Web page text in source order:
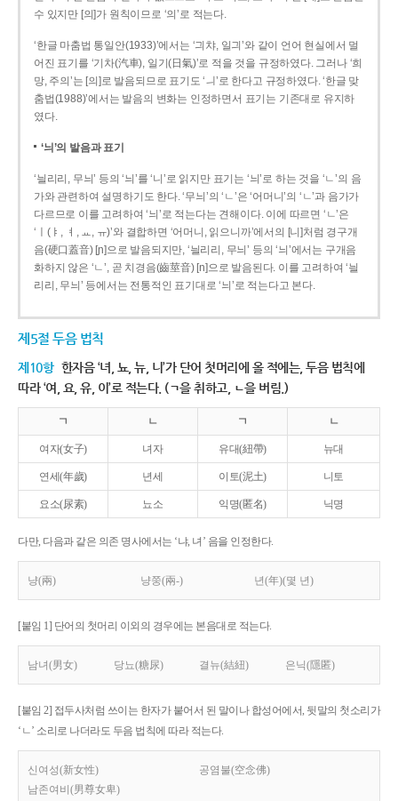
수 있지만 [의]가 원칙이므로 ‘의’로 적는다.
‘한글 마춤법 통일안(1933)’에서는 ‘긔챠, 일긔’와 같이 언어 현실에서 멀
어진 표기를 ‘기차(汽車), 일기(日氣)’로 적을 것을 규정하였다. 그러나 ‘희
망, 주의’는 [의]로 발음되므로 표기도 ‘ㅢ’로 한다고 규정하였다. ‘한글 맞
춤법(1988)’에서는 발음의 변화는 인정하면서 표기는 기존대로 유지하
였다.
‘늬’의 발음과 표기
‘늴리리, 무늬’ 등의 ‘늬’를 ‘니’로 읽지만 표기는 ‘늬’로 하는 것을 ‘ㄴ’의 음
가와 관련하여 설명하기도 한다. ‘무늬’의 ‘ㄴ’은 ‘어머니’의 ‘ㄴ’과 음가가
다르므로 이를 고려하여 ‘늬’로 적는다는 견해이다. 이에 따르면 ‘ㄴ’은
‘ㅣ(ㅑ, ㅕ, ㅛ, ㅠ)’와 결합하면 ‘어머니, 읽으니까’에서의 [니]처럼 경구개
음(硬口蓋音) [ɲ]으로 발음되지만, ‘늴리리, 무늬’ 등의 ‘늬’에서는 구개음
화하지 않은 ‘ㄴ’, 곧 치경음(齒莖音) [n]으로 발음된다. 이를 고려하여 ‘늴
리리, 무늬’ 등에서는 전통적인 표기대로 ‘늬’로 적는다고 본다.
제5절 두음 법칙
제10항 한자음 ‘녀, 뇨, 뉴, 니’가 단어 첫머리에 올 적에는, 두음 법칙에
따라 ‘여, 요, 유, 이’로 적는다. (ㄱ을 취하고, ㄴ을 버림.)
ㄱ ㄴ ㄱ ㄴ
여자(女子) 녀자 유대(紐帶) 뉴대
연세(年歲) 년세 이토(泥土) 니토
요소(尿素) 뇨소 익명(匿名) 닉명
다만, 다음과 같은 의존 명사에서는 ‘냐, 녀’ 음을 인정한다.
냥(兩) 냥쭝(兩-) 년(年)(몇 년)
[붙임 1] 단어의 첫머리 이외의 경우에는 본음대로 적는다.
남녀(男女) 당뇨(糖尿) 결뉴(結紐) 은닉(隱匿)
[붙임 2] 접두사처럼 쓰이는 한자가 붙어서 된 말이나 합성어에서, 뒷말의 첫소리가
‘ㄴ’ 소리로 나더라도 두음 법칙에 따라 적는다.
신여성(新女性)
공염불(空念佛)
남존여비(男尊女卑)